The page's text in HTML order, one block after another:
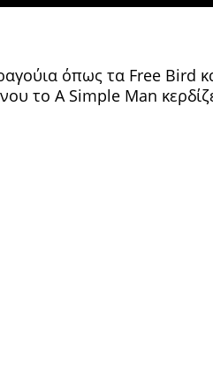
όπως τα Free Bird
το A Simple Man